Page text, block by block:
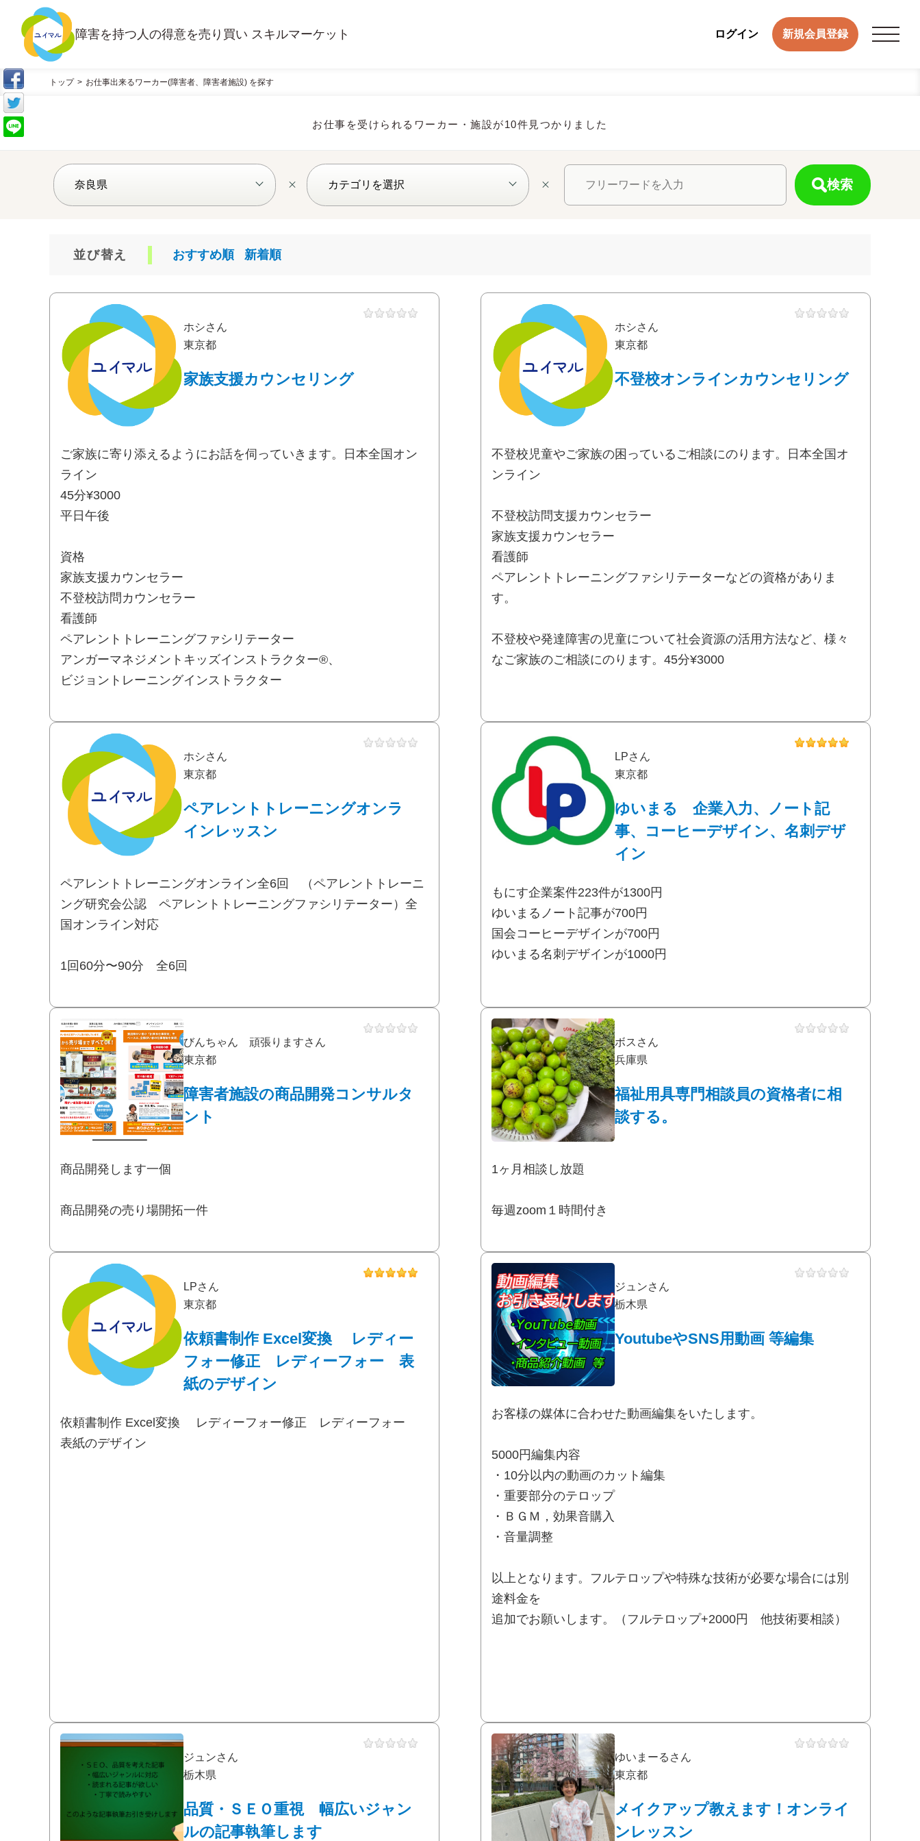
障害を持つ人の得意を売り買い スキルマーケット ログイン 新規会員登録
トップ お仕事出来るワーカー(障害者、障害者施設) を探す
お仕事を受けられるワーカー・施設が10件見つかりました
検索
並び替え おすすめ順 新着順
ホシさん
東京都
家族支援カウンセリング
ご家族に寄り添えるようにお話を伺っていきます。日本全国オン
ライン
45分¥3000
平日午後
資格
家族支援カウンセラー
不登校訪問カウンセラー
看護師
ペアレントトレーニングファシリテーター
アンガーマネジメントキッズインストラクター®、
ビジョントレーニングインストラクター
ホシさん
東京都
不登校オンラインカウンセリング
不登校児童やご家族の困っているご相談にのります。日本全国オ
ンライン
不登校訪問支援カウンセラー
家族支援カウンセラー
看護師
ペアレントトレーニングファシリテーターなどの資格がありま
す。
不登校や発達障害の児童について社会資源の活用方法など、様々
なご家族のご相談にのります。45分¥3000
ホシさん
東京都
ペアレントトレーニングオンラ
インレッスン
ペアレントトレーニングオンライン全6回 （ペアレントトレーニ
ング研究会公認 ペアレントトレーニングファシリテーター）全
国オンライン対応
1回60分〜90分 全6回
LPさん
東京都
ゆいまる 企業入力、ノート記
事、コーヒーデザイン、名刺デザ
イン
もにす企業案件223件が1300円
ゆいまるノート記事が700円
国会コーヒーデザインが700円
ゆいまる名刺デザインが1000円
びんちゃん 頑張りますさん
東京都
障害者施設の商品開発コンサルタ
ント
商品開発します一個
商品開発の売り場開拓一件
ボスさん
兵庫県
福祉用具専門相談員の資格者に相
談する。
1ヶ月相談し放題
毎週zoom１時間付き
LPさん
東京都
依頼書制作 Excel変換 レディー
フォー修正 レディーフォー 表
紙のデザイン
依頼書制作 Excel変換 レディーフォー修正 レディーフォー
表紙のデザイン
ジュンさん
栃木県
YoutubeやSNS用動画 等編集
お客様の媒体に合わせた動画編集をいたします。
5000円編集内容
・10分以内の動画のカット編集
・重要部分のテロップ
・ＢＧＭ，効果音購入
・音量調整
以上となります。フルテロップや特殊な技術が必要な場合には別
途料金を
追加でお願いします。（フルテロップ+2000円 他技術要相談）
ジュンさん
栃木県
品質・ＳＥＯ重視 幅広いジャン
ルの記事執筆します
ゆいまーるさん
東京都
メイクアップ教えます！オンライ
ンレッスン